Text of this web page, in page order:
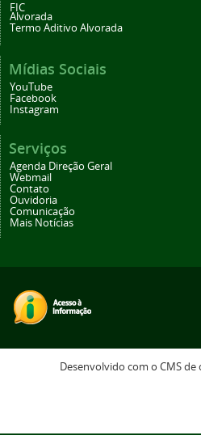
FIC
Alvorada
Termo Aditivo Alvorada
Mídias Sociais
YouTube
Facebook
Instagram
Serviços
Agenda Direção Geral
Webmail
Contato
Ouvidoria
Comunicação
Mais Notícias
Desenvolvido com o CMS